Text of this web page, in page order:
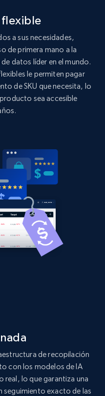
Comenzar ahora
data on products
Model number,
Manufacturer,
products by
Model number,
Manufacturer,
products by
Model number,
Manufacturer,
Comenzar ahora
a sus necesidades,
de primera mano a la
datos líder en el mundo.
le permiten pagar
de SKU que necesita, lo
sea accesible
de recopilación
con los modelos de IA
real, lo que garantiza una
seguimiento exacto de las